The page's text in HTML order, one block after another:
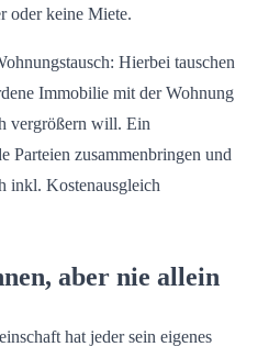
oder keine Miete.
Hierbei tauschen
Immobilie mit der Wohnung
vergrößern will. Ein
Parteien zusammenbringen und
inkl. Kostenausgleich
aber nie allein
hat jeder sein eigenes